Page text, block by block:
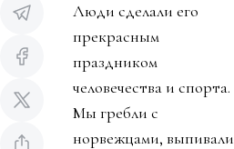
Люди сделали его
прекрасным
праздником
человечества и спорта.
Мы гребли с
норвежцами, выпивали